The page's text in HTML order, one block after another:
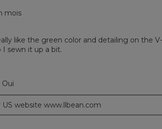
mois
like the green color and detailing on the
I sewn it up a bit.
Oui
website www.llbean.com